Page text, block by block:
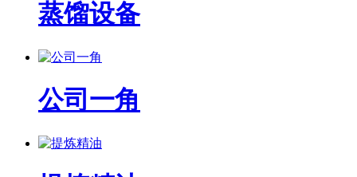
蒸馏设备
公司一角